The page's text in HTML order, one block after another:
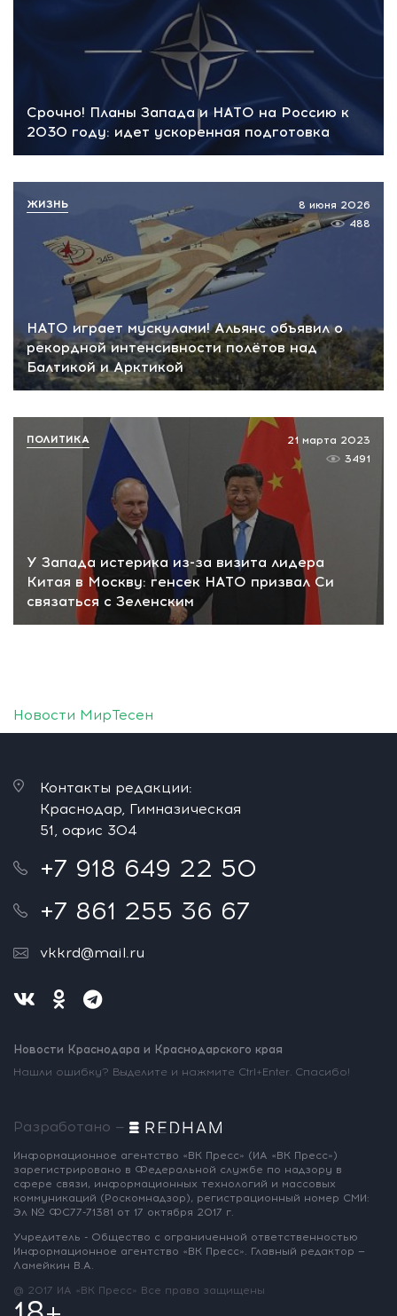
Срочно! Планы Запада и НАТО на Россию к
2030 году: идет ускоренная подготовка
НАТО играет мускулами! Альянс объявил о
рекордной интенсивности полётов над
Балтикой и Арктикой
8 июня 2026
488
ЖИЗНЬ
У Запада истерика из-за визита лидера
Китая в Москву: генсек НАТО призвал Си
связаться с Зеленским
21 марта 2023
3491
ПОЛИТИКА
Новости МирТесен
Контакты редакции:
Краснодар, Гимназическая
51, офис 304
+7 918 649 22 50
+7 861 255 36 67
vkkrd@mail.ru
Новости Краснодара и Краснодарского края
Нашли ошибку? Выделите и нажмите Ctrl+Enter. Спасибо!
Разработано —
Информационное агентство «ВК Пресс» (ИА «ВК Пресс»)
зарегистрировано в Федеральной службе по надзору в
сфере связи, информационных технологий и массовых
коммуникаций (Роскомнадзор), регистрационный номер СМИ:
Эл № ФС77-71381 от 17 октября 2017 г.
Учредитель - Общество с ограниченной ответственностью
Информационное агентство «ВК Пресс». Главный редактор —
Ламейкин В.А.
@ 2017 ИА «ВК Пресс» Все права защищены